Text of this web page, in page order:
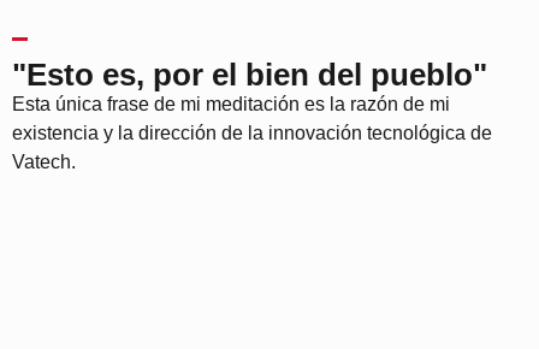
"Esto es, por el bien del pueblo"
Esta única frase de mi meditación es la razón de mi
existencia y la dirección de la innovación tecnológica de
Vatech.